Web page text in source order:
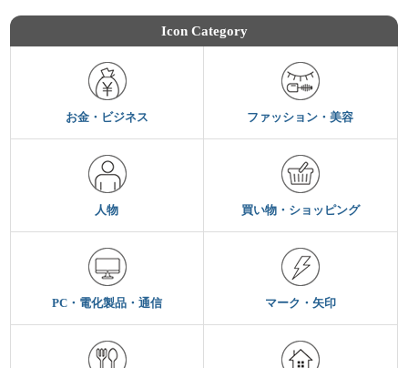
Icon Category
お金・ビジネス ファッション・美容
人物 買い物・ショッピング
PC・電化製品・通信 マーク・矢印